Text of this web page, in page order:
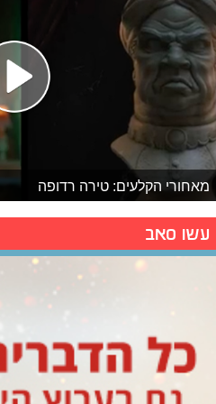
מאחורי הקלעים: טירה רדופה
עשו סאב